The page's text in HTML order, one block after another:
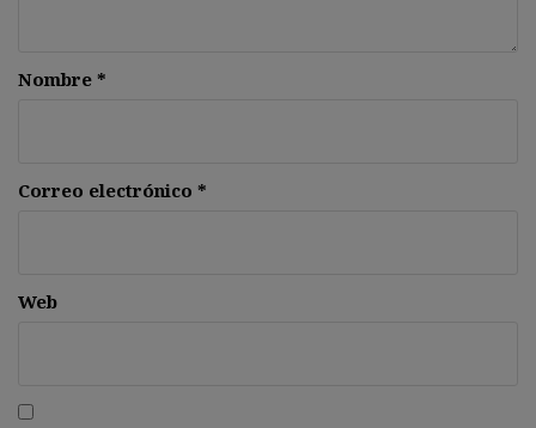
Nombre *
Correo electrónico *
Web